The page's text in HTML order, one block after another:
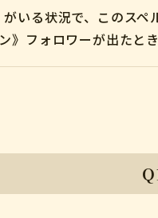
いる状況で、このス
》フォロワーが出たと